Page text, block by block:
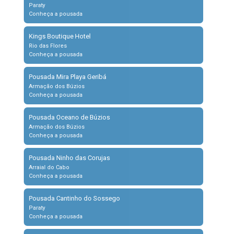
Paraty
Conheça a pousada
Kings Boutique Hotel
Rio das Flores
Conheça a pousada
Pousada Mira Playa Geribá
Armação dos Búzios
Conheça a pousada
Pousada Oceano de Búzios
Armação dos Búzios
Conheça a pousada
Pousada Ninho das Corujas
Arraial do Cabo
Conheça a pousada
Pousada Cantinho do Sossego
Paraty
Conheça a pousada